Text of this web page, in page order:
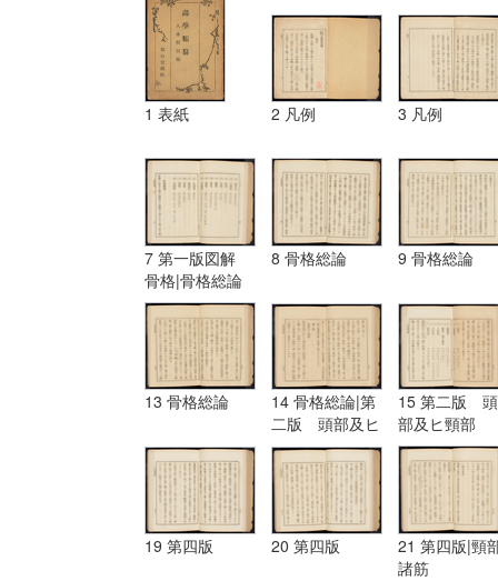
1 表紙 2 凡例 3 凡例
7 第一版図解
骨格|骨格総論
8 骨格総論 9 骨格総論
13 骨格総論
14 骨格総論|第
二版 頭部及ヒ
頸部
15 第二版 頭
部及ヒ頸部
19 第四版 20 第四版
21 第四版|頸
諸筋